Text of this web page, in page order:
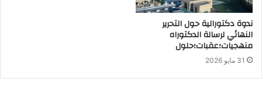
ندوة دكتورالية حول التحرير
النهائي لرسالة الدكتوراه
منهجيات؛عقبات؛حلول
31 مايو 2026